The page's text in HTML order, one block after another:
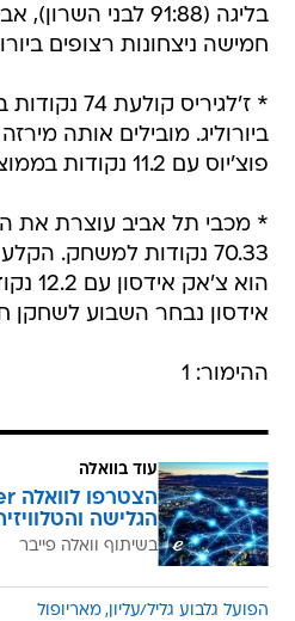
בליגה (91:88 לבני
חמישה ניצחונות רצופים
* ז'לגיריס
ביורוליג. מובילים אותה
פוצ'יוס עם 11.2 נקודות בממוצע למשחק.
* מכבי תל אביב עוצרת את
70.33 נקודות למשחק.
הוא
אידסון נבחר השבוע לשחקן
ההימור: 1
עוד בוואלה
הגלישה
בשיתוף וואלה פייבר
הפועל גלבוע גליל/עליון מאריופול